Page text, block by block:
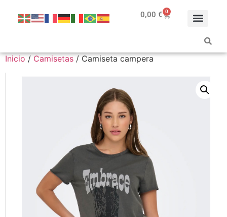
0,00 € 0
Inicio / Camisetas / Camiseta campera